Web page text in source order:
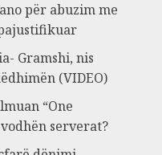
për abuzim me
Gramshi, nis
(VIDEO)
“One
serverat?